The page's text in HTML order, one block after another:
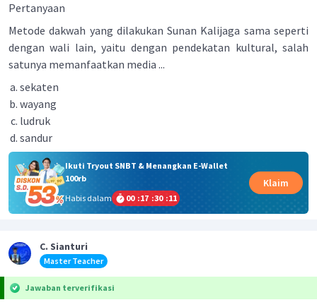
Pertanyaan
Metode dakwah yang dilakukan Sunan Kalijaga sama seperti
dengan wali lain, yaitu dengan pendekatan kultural, salah
satunya memanfaatkan media ...
sekaten
wayang
ludruk
sandur
Ikuti Tryout SNBT & Menangkan E-Wallet
100rb
Habis dalam
00 :17 :30 :11
Klaim
C. Sianturi
Master Teacher
Jawaban terverifikasi